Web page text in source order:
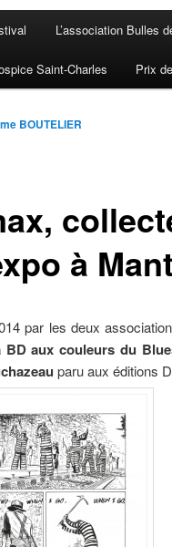
L’association Bulles
Saint-Charles Prix
à
BOUTELIER
par les deux
BD aux couleurs du
paru aux éditions